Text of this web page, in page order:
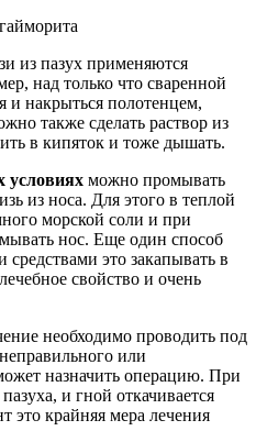
из пазух применяются
над только что сваренной
и накрыться полотенцем,
также сделать раствор из
в кипяток и тоже дышать.
условиях можно промывать
из носа. Для этого в теплой
морской соли и при
нос. Еще один способ
это закапывать в
свойство и очень
необходимо проводить под
или
назначить операцию. При
и гной откачивается
крайняя мера лечения